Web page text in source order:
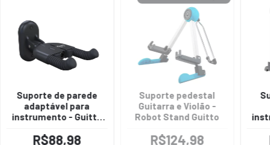
Suporte de parede
adaptável para
instrumento - Guitto
R$88,98
Suporte pedestal
Guitarra e Violão -
Robot Stand Guitto
R$124,98